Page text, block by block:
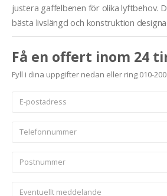
justera gaffelbenen för olika lyftbehov.
bästa livslängd och konstruktion
Få en offert inom 24
Fyll i dina uppgifter nedan eller ring 010-200